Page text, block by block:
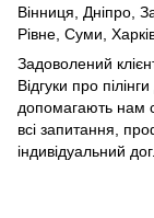
Вінниця, Дніпро,
Рівне, Суми,
Задоволений
Відгуки про
допомагають нам
всі запитання,
індивідуальний